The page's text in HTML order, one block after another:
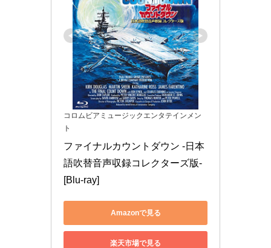
コロムビアミュージックエンタテインメン
ト
ファイナルカウントダウン -日本
語吹替音声収録コレクターズ版-
[Blu-ray]
Amazonで見る
楽天市場で見る